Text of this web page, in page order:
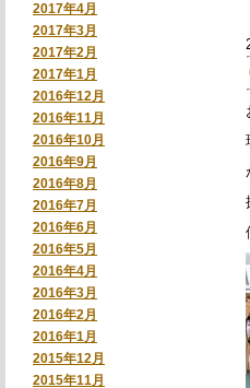
2017年4月
2017年3月
2017年2月
2017年1月
2016年12月
2016年11月
2016年10月
2016年9月
2016年8月
2016年7月
2016年6月
2016年5月
2016年4月
2016年3月
2016年2月
2016年1月
2015年12月
2015年11月